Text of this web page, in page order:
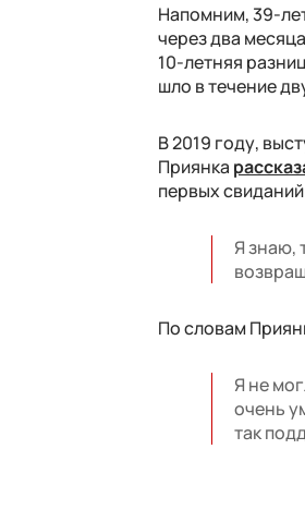
Напомним, 39-
через два
10-летняя
шло в течение
В 2019 году,
Приянка
первых
Я знаю,
По словам
Я не
очень
так